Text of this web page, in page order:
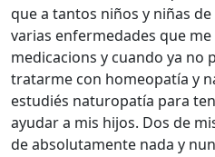
que a tantos niños y niñas
varias enfermedades que
medicacions y cuando ya no
tratarme con homeopatía y
estudiés naturopatía para
ayudar a mis hijos. Dos de
de absolutamente nada y